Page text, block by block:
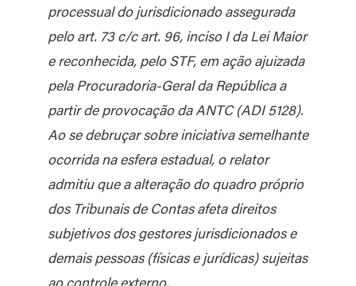
processual do jurisdicionado assegurada
pelo art. 73 c/c art. 96, inciso I da Lei Maior
e reconhecida, pelo STF, em ação ajuizada
pela Procuradoria-Geral da República a
partir de provocação da ANTC (ADI 5128).
Ao se debruçar sobre iniciativa semelhante
ocorrida na esfera estadual, o relator
admitiu que a alteração do quadro próprio
dos Tribunais de Contas afeta direitos
subjetivos dos gestores jurisdicionados e
demais pessoas (físicas e jurídicas) sujeitas
ao controle externo.